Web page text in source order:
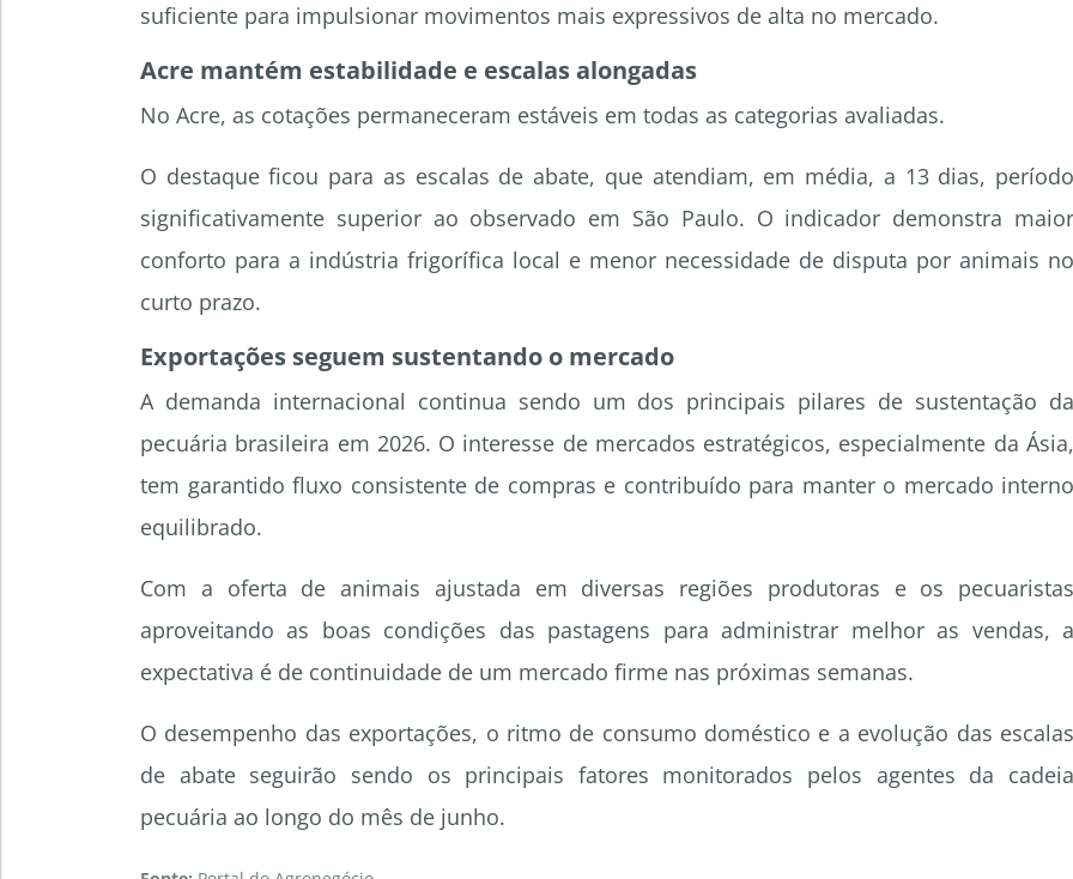
suficiente para impulsionar movimentos mais expressivos de alta no mercado.
Acre mantém estabilidade e escalas alongadas
No Acre, as cotações permaneceram estáveis em todas as categorias avaliadas.
O destaque ficou para as escalas de abate, que atendiam, em média, a 13 dias, período
significativamente superior ao observado em São Paulo. O indicador demonstra maior
conforto para a indústria frigorífica local e menor necessidade de disputa por animais no
curto prazo.
Exportações seguem sustentando o mercado
A demanda internacional continua sendo um dos principais pilares de sustentação da
pecuária brasileira em 2026. O interesse de mercados estratégicos, especialmente da Ásia,
tem garantido fluxo consistente de compras e contribuído para manter o mercado interno
equilibrado.
Com a oferta de animais ajustada em diversas regiões produtoras e os pecuaristas
aproveitando as boas condições das pastagens para administrar melhor as vendas, a
expectativa é de continuidade de um mercado firme nas próximas semanas.
O desempenho das exportações, o ritmo de consumo doméstico e a evolução das escalas
de abate seguirão sendo os principais fatores monitorados pelos agentes da cadeia
pecuária ao longo do mês de junho.